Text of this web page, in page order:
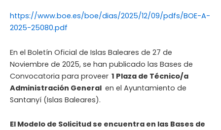
https://www.boe.es/boe/dias/2025/12/09/pdfs/BOE-A-
2025-25080.pdf
En el Boletín Oficial de Islas Baleares de 27 de
Noviembre de 2025, se han publicado las Bases de
Convocatoria para proveer 1 Plaza de Técnico/a
Administración General en el Ayuntamiento de
Santanyí (Islas Baleares).
El Modelo de Solicitud se encuentra en las Bases de